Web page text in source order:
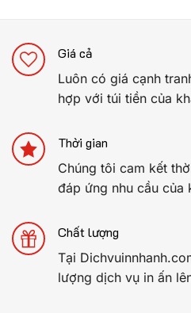
Giá cả
Luôn có giá cạnh
hợp với túi tiền của
Thời gian
Chúng tôi cam kết
đáp ứng nhu cầu của
Chất lượng
Tại
lượng dịch vụ in ấn